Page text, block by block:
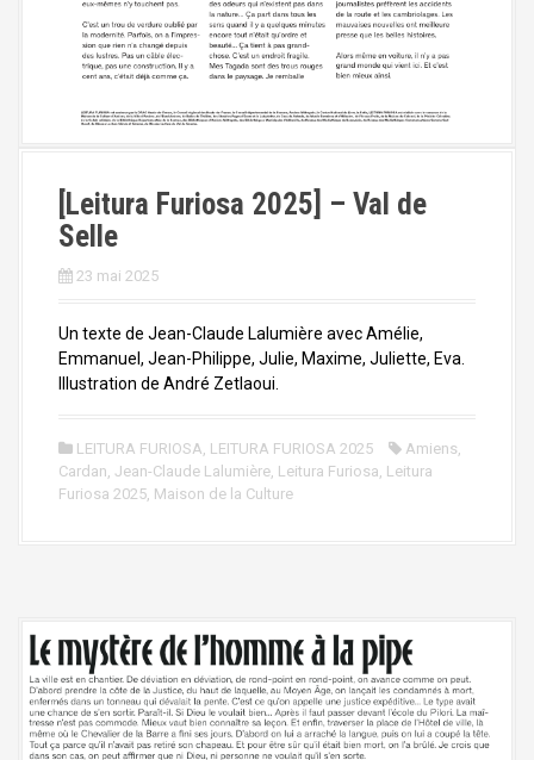
[Leitura Furiosa 2025] – Val de
Selle
23 mai 2025
Un texte de Jean-Claude Lalumière avec Amélie,
Emmanuel, Jean-Philippe, Julie, Maxime, Juliette, Eva.
Illustration de André Zetlaoui.
LEITURA FURIOSA LEITURA FURIOSA 2025 Amiens
Cardan Jean-Claude Lalumière Leitura Furiosa Leitura
Furiosa 2025 Maison de la Culture